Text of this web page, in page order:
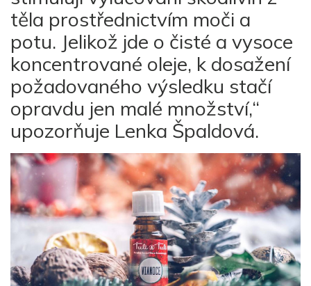
těla prostřednictvím moči a
potu. Jelikož jde o čisté a vysoce
koncentrované oleje, k dosažení
požadovaného výsledku stačí
opravdu jen malé množství,“
upozorňuje Lenka Špaldová.